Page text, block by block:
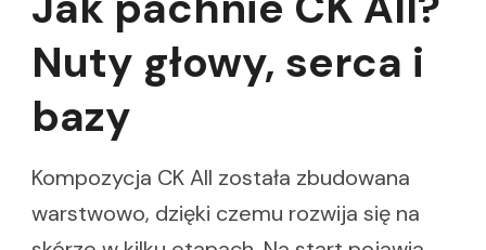
Nuty głowy, serca i
bazy
Kompozycja CK All została zbudowana
warstwowo, dzięki czemu rozwija się na